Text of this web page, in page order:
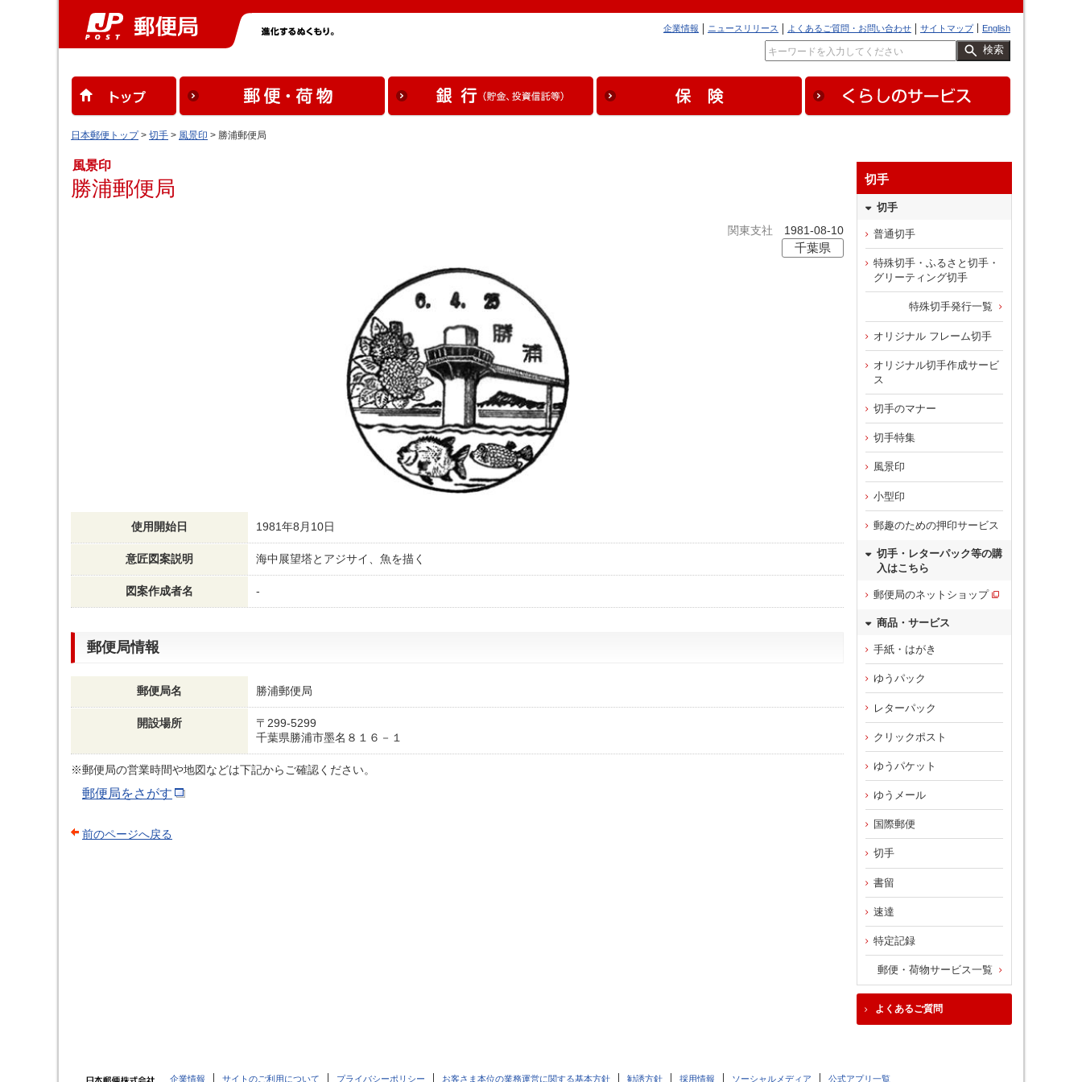
English
サイトマップ
よくあるご質問・お問い合わせ
ニュースリリース
企業情報
検索
日本郵便トップ> 切手 > 風景印 > 勝浦郵便局
風景印
勝浦郵便局
関東支社 1981-08-10
千葉県
使用開始日 1981年8月10日
意匠図案説明 海中展望塔とアジサイ、魚を描く
図案作成者名 -
郵便局情報
郵便局名 勝浦郵便局
開設場所
〒299-5299
千葉県勝浦市墨名８１６－１
※郵便局の営業時間や地図などは下記からご確認ください。
郵便局をさがす
前のページへ戻る
切手
切手
普通切手
特殊切手・ふるさと切手・
グリーティング切手
特殊切手発行一覧
オリジナル フレーム切手
オリジナル切手作成サービ
ス
切手のマナー
切手特集
風景印
小型印
郵趣のための押印サービス
切手・レターパック等の購
入はこちら
郵便局のネットショップ
商品・サービス
手紙・はがき
ゆうパック
レターパック
クリックポスト
ゆうパケット
ゆうメール
国際郵便
切手
書留
速達
特定記録
郵便・荷物サービス一覧
よくあるご質問
企業情報 サイトのご利用について プライバシーポリシー お客さま本位の業務運営に関する基本方針 勧誘方針 採用情報 ソーシャルメディア 公式アプリ一覧